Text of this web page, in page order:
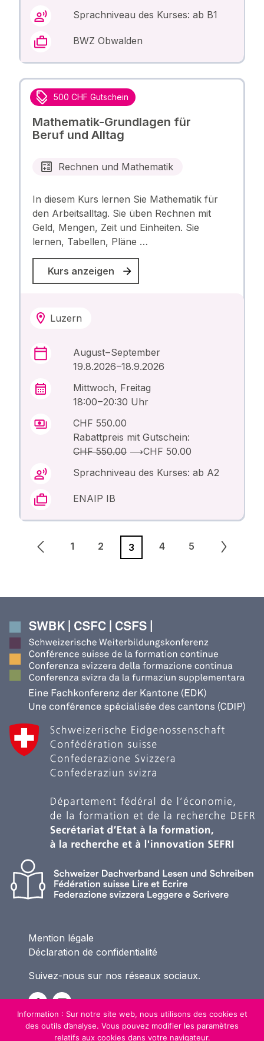
Sprachniveau des Kurses: ab B1
BWZ Obwalden
500 CHF Gutschein
Mathematik-Grundlagen für
Beruf und Alltag
Rechnen und Mathematik
In diesem Kurs lernen Sie Mathematik für
den Arbeitsalltag. Sie üben Rechnen mit
Geld, Mengen, Zeit und Einheiten. Sie
lernen, Tabellen, Pläne …
Kurs anzeigen
Luzern
August – September
19.8.2026 –18.9.2026
Mittwoch, Freitag
18:00 – 20:30 Uhr
CHF 550.00
Rabattpreis mit Gutschein:
CHF 550.00⟶CHF 50.00
Sprachniveau des Kurses: ab A2
ENAIP IB
1 2 3 4 5
Mention légale
Déclaration de confidentialité
Suivez-nous sur nos réseaux sociaux.
Information : Sur notre site web, nous utilisons des cookies et
des outils d’analyse. Vous pouvez modifier les paramètres
relatifs aux cookies dans votre navigateur.